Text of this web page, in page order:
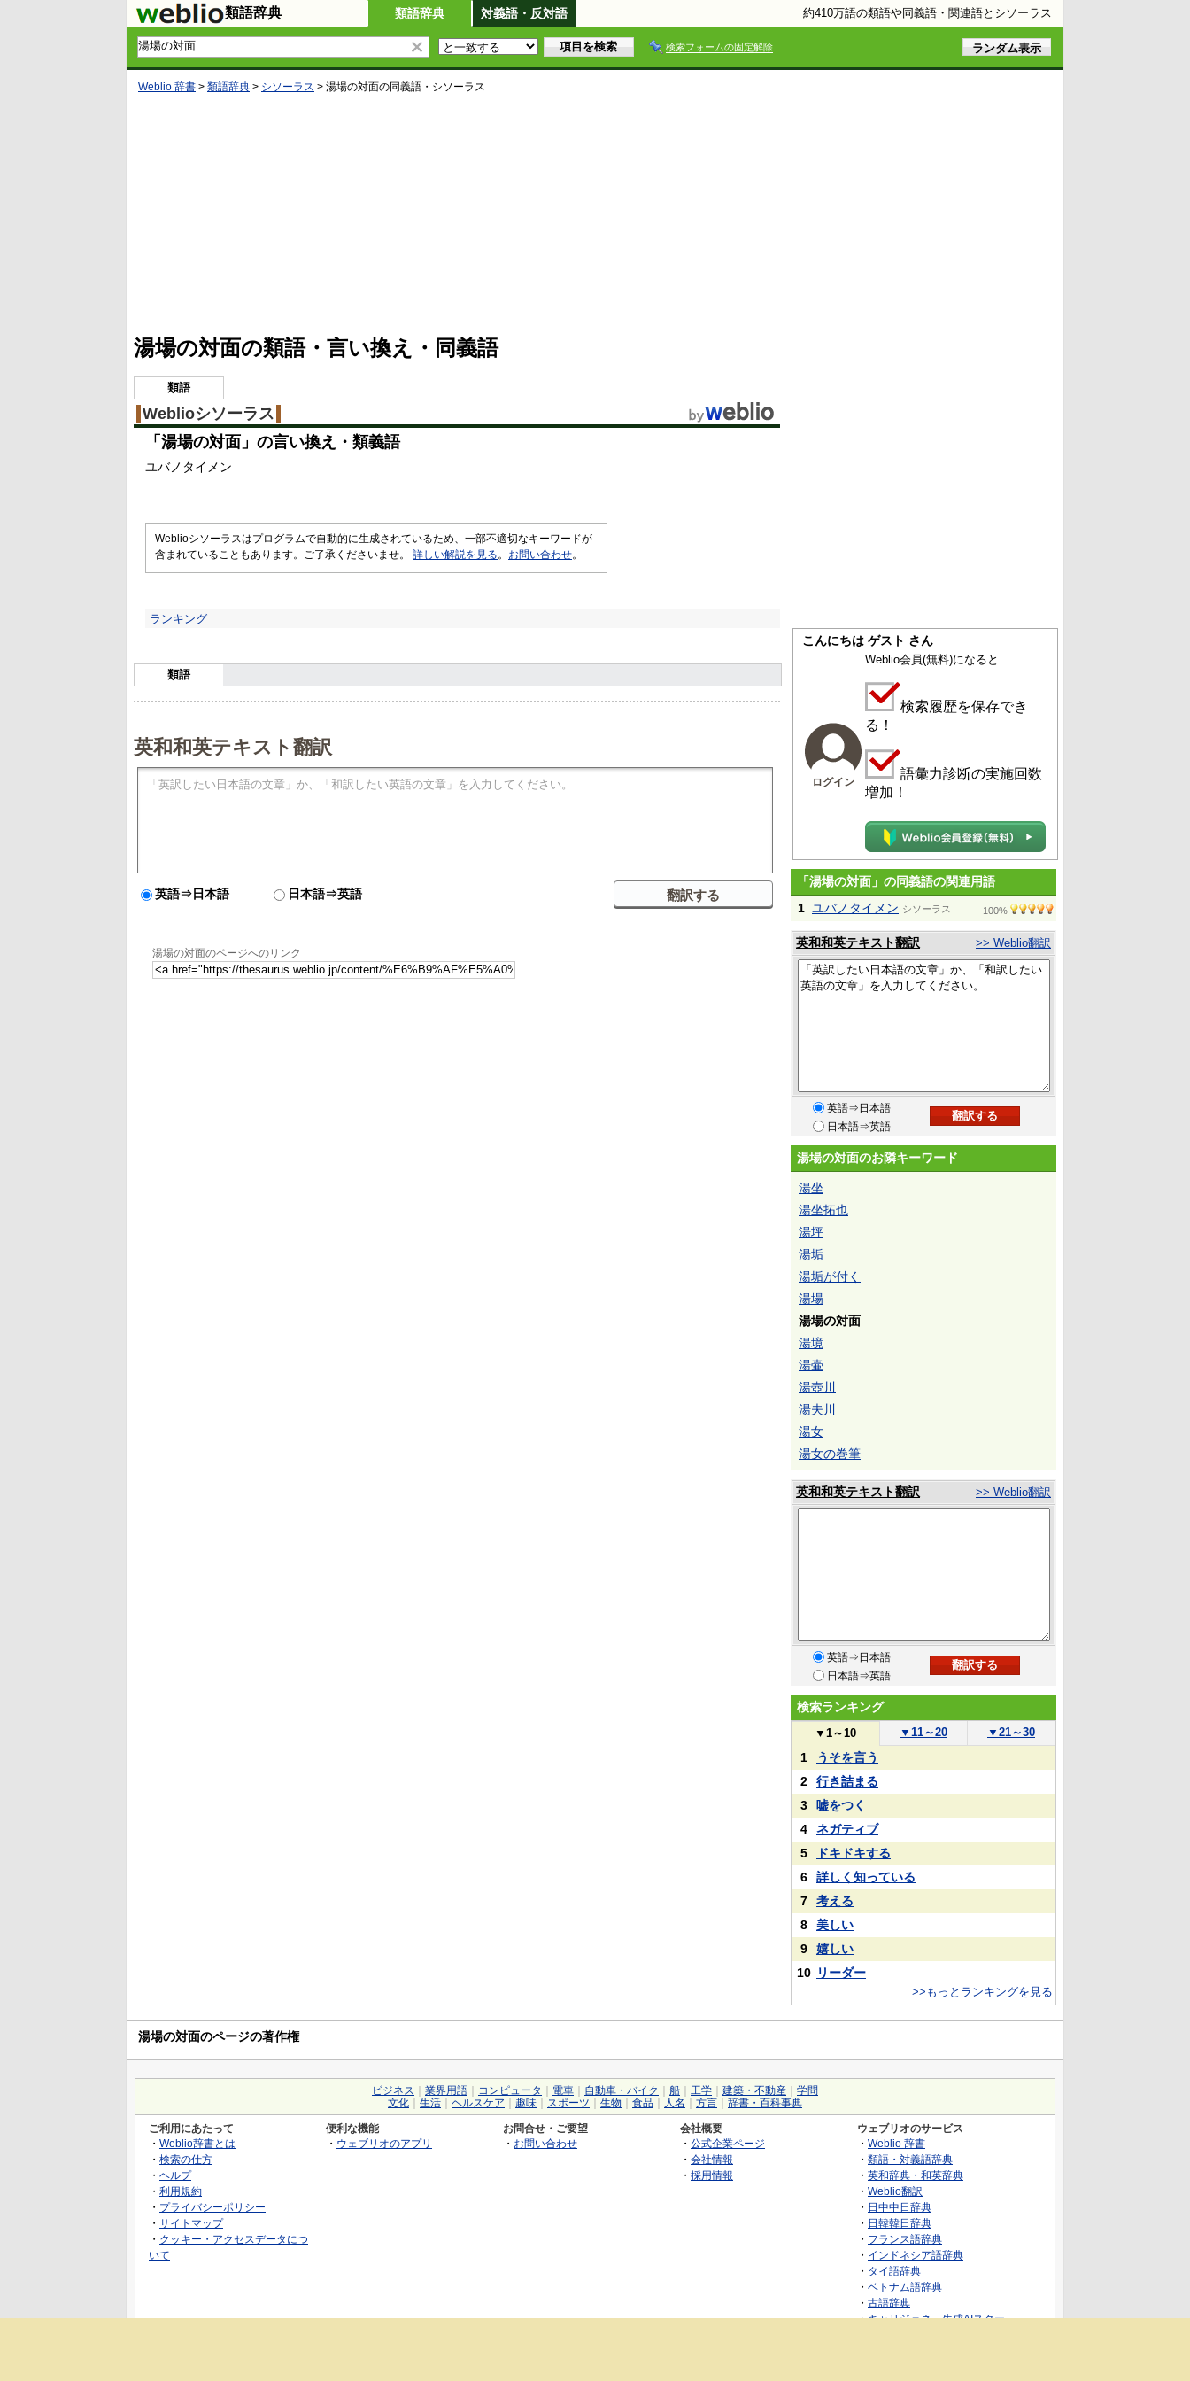
類語辞典 類語辞典 対義語・反対語 約410万語の類語や同義語・関連語とシソーラス
検索フォームの固定解除
Weblio 辞書 > 類語辞典 > シソーラス > 湯場の対面の同義語・シソーラス
5
%
湯場の対面の類語・言い換え・同義語
類語
Weblioシソーラス
「 湯場の対面 」の言い換え・類義語
ユバノタイメン
Weblioシソーラスはプログラムで自動的に生成されているため、一部不適切なキーワードが
含まれていることもあります。ご了承くださいませ。 詳しい解説を見る 。 お問い合わせ。
ランキング
類語
英和和英テキスト翻訳
英語⇒日本語 日本語⇒英語
湯場の対面のページへのリンク
こんにちは ゲスト さん
ログイン
Weblio会員(無料)になると
検索履歴を保存でき
る！
語彙力診断の実施回数
増加！
「湯場の対面」の同義語の関連用語
1 ユバノタイメン シソーラス 100%
英和和英テキスト翻訳 >> Weblio翻訳
英語⇒日本語
日本語⇒英語
湯場の対面のお隣キーワード
湯坐
湯坐拓也
湯坪
湯垢
湯垢が付く
湯場
湯場の対面
湯境
湯壷
湯壺川
湯夫川
湯女
湯女の巻筆
英和和英テキスト翻訳 >> Weblio翻訳
英語⇒日本語
日本語⇒英語
検索ランキング
▼ 1～10 ▼ 11～20 ▼ 21～30
1
うそを言う
2
行き詰まる
3
嘘をつく
4
ネガティブ
5
ドキドキする
6
詳しく知っている
7
考える
8
美しい
9
嬉しい
10 リーダー
>>もっとランキングを見る
湯場の対面のページの著作権
ビジネス 業界用語 コンピュータ 電車 自動車・バイク 船 工学 建築・不動産
学問
文化
生活 ヘルスケア 趣味 スポーツ 生物 食品 人名 方言 辞書・百科事典
ご利用にあたって
・ Weblio辞書とは
・ 検索の仕方
・ ヘルプ
・ 利用規約
・ プライバシーポリシー
・ サイトマップ
・ クッキー・アクセスデータにつ
いて
便利な機能
・ ウェブリオのアプリ
お問合せ・ご要望
・ お問い合わせ
会社概要
・ 公式企業ページ
・ 会社情報
・ 採用情報
ウェブリオのサービス
・ Weblio 辞書
・ 類語・対義語辞典
・ 英和辞典・和英辞典
・ Weblio翻訳
・ 日中中日辞典
・ 日韓韓日辞典
・ フランス語辞典
・ インドネシア語辞典
・ タイ語辞典
・ ベトナム語辞典
・ 古語辞典
・キャリジェネ～生成AIスクー